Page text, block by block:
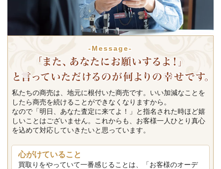
-Message-
私たちの商売は、地元に根付いた商売です。いい加減なことを
したら商売を続けることができなくなりますから。
なので「明日、あなた査定に来てよ！」と指名された時ほど嬉
しいことはございません。これからも、お客様一人ひとり真心
を込めて対応していきたいと思っています。
心がけていること
買取りをやっていて一番感じることは、「お客様のオーデ